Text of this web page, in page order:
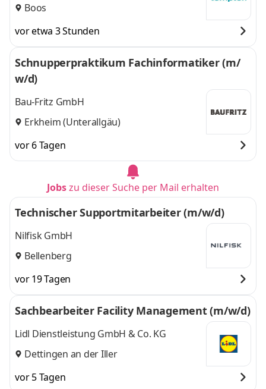
Boos
vor etwa 3 Stunden
Schnupperpraktikum Fachinformatiker (m/
w/d)
Bau-Fritz GmbH
Erkheim (Unterallgäu)
vor 6 Tagen
Jobszu dieser Suche per Mail erhalten
Technischer Supportmitarbeiter (m/w/d)
Nilfisk GmbH
Bellenberg
vor 19 Tagen
Sachbearbeiter Facility Management (m/w/d)
Lidl Dienstleistung GmbH & Co. KG
Dettingen an der Iller
vor 5 Tagen